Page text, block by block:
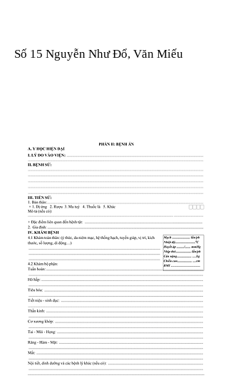
Số 15 Nguyễn Như Đổ, Văn Miếu